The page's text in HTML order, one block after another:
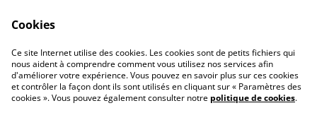
Contact Droit de rétractation
Cookies
Ce site Internet utilise des cookies. Les cookies sont de petits fichiers qui
nous aident à comprendre comment vous utilisez nos services afin
d'améliorer votre expérience. Vous pouvez en savoir plus sur ces cookies
et contrôler la façon dont ils sont utilisés en cliquant sur « Paramètres des
cookies ». Vous pouvez également consulter notre politique de cookies.